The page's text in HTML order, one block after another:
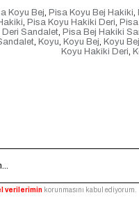
Koyu Bej, Pisa Koyu Bej Hakiki,
, Pisa Koyu Hakiki Deri,
Deri Sandalet, Pisa Bej Hakiki
, Koyu, Koyu Bej, Koyu
Koyu Hakiki Deri,
verilerimin korunmasını kabul ediyorum.